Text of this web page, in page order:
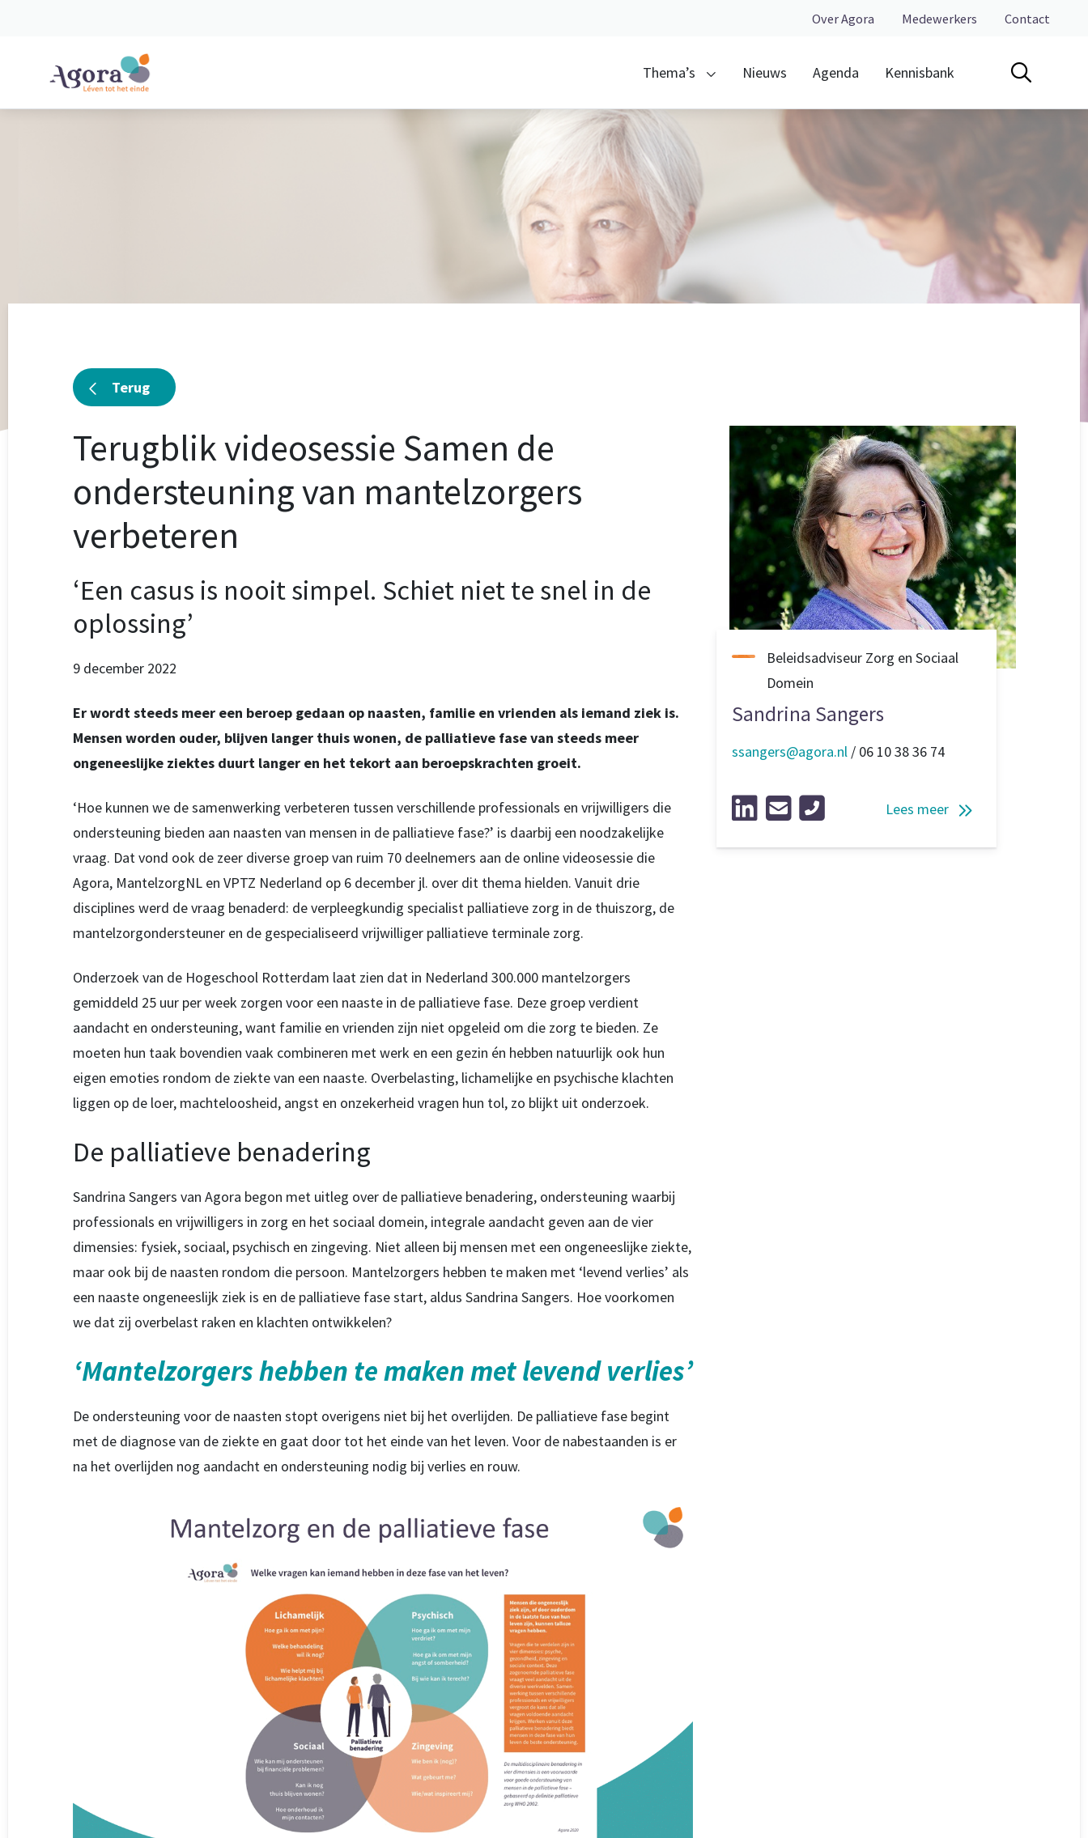
Over Agora Medewerkers Contact
Thema’s Nieuws Agenda Kennisbank
Terug
Terugblik videosessie Samen de
ondersteuning van mantelzorgers
verbeteren
‘Een casus is nooit simpel. Schiet niet te snel in de
oplossing’
9 december 2022
Er wordt steeds meer een beroep gedaan op naasten, familie en vrienden als iemand ziek is.
Mensen worden ouder, blijven langer thuis wonen, de palliatieve fase van steeds meer
ongeneeslijke ziektes duurt langer en het tekort aan beroepskrachten groeit.
‘Hoe kunnen we de samenwerking verbeteren tussen verschillende professionals en vrijwilligers die
ondersteuning bieden aan naasten van mensen in de palliatieve fase?’ is daarbij een noodzakelijke
vraag. Dat vond ook de zeer diverse groep van ruim 70 deelnemers aan de online videosessie die
Agora, MantelzorgNL en VPTZ Nederland op 6 december jl. over dit thema hielden. Vanuit drie
disciplines werd de vraag benaderd: de verpleegkundig specialist palliatieve zorg in de thuiszorg, de
mantelzorgondersteuner en de gespecialiseerd vrijwilliger palliatieve terminale zorg.
Onderzoek van de Hogeschool Rotterdam laat zien dat in Nederland 300.000 mantelzorgers
gemiddeld 25 uur per week zorgen voor een naaste in de palliatieve fase. Deze groep verdient
aandacht en ondersteuning, want familie en vrienden zijn niet opgeleid om die zorg te bieden. Ze
moeten hun taak bovendien vaak combineren met werk en een gezin én hebben natuurlijk ook hun
eigen emoties rondom de ziekte van een naaste. Overbelasting, lichamelijke en psychische klachten
liggen op de loer, machteloosheid, angst en onzekerheid vragen hun tol, zo blijkt uit onderzoek.
De palliatieve benadering
Sandrina Sangers van Agora begon met uitleg over de palliatieve benadering, ondersteuning waarbij
professionals en vrijwilligers in zorg en het sociaal domein, integrale aandacht geven aan de vier
dimensies: fysiek, sociaal, psychisch en zingeving. Niet alleen bij mensen met een ongeneeslijke ziekte,
maar ook bij de naasten rondom die persoon. Mantelzorgers hebben te maken met ‘levend verlies’ als
een naaste ongeneeslijk ziek is en de palliatieve fase start, aldus Sandrina Sangers. Hoe voorkomen
we dat zij overbelast raken en klachten ontwikkelen?
‘Mantelzorgers hebben te maken met levend verlies’
De ondersteuning voor de naasten stopt overigens niet bij het overlijden. De palliatieve fase begint
met de diagnose van de ziekte en gaat door tot het einde van het leven. Voor de nabestaanden is er
na het overlijden nog aandacht en ondersteuning nodig bij verlies en rouw.
Beleidsadviseur Zorg en Sociaal
Domein
Sandrina Sangers
ssangers@agora.nl / 06 10 38 36 74
Lees meer